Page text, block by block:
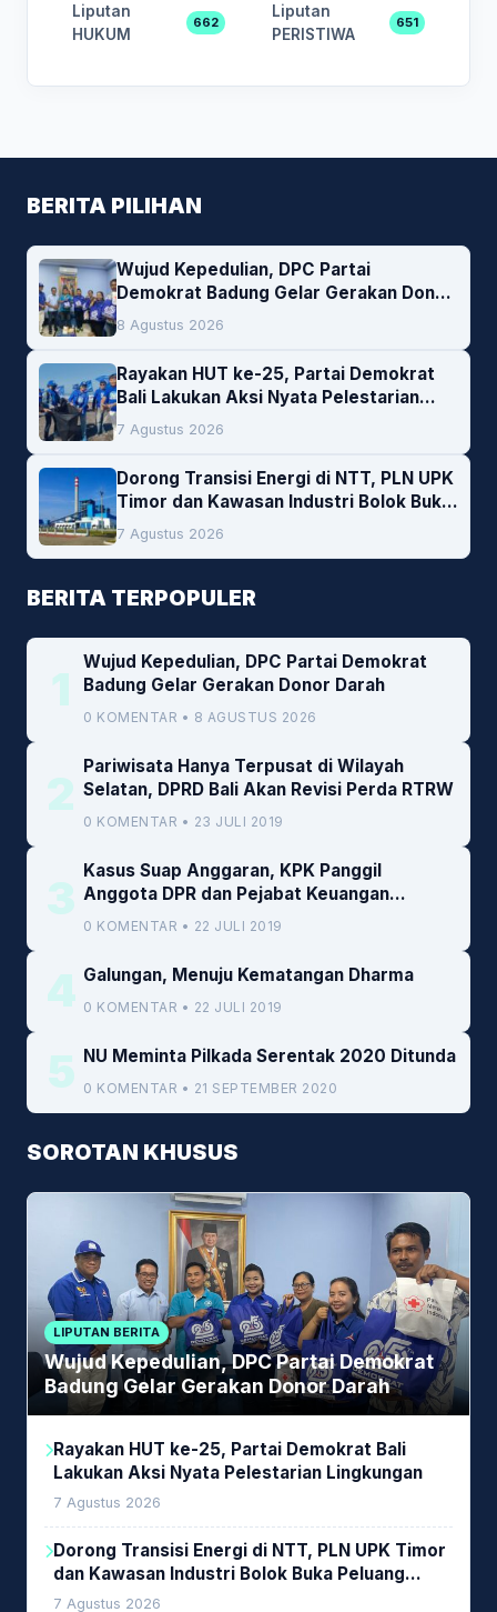
Liputan
HUKUM
662
Liputan
PERISTIWA
651
BERITA PILIHAN
Wujud Kepedulian, DPC Partai
Demokrat Badung Gelar Gerakan Donor
Darah
8 Agustus 2026
Rayakan HUT ke-25, Partai Demokrat
Bali Lakukan Aksi Nyata Pelestarian
Lingkungan
7 Agustus 2026
Dorong Transisi Energi di NTT, PLN UPK
Timor dan Kawasan Industri Bolok Buka
Peluang Investasi Woodchip untuk
Cofiring PLTU Bolok
7 Agustus 2026
BERITA TERPOPULER
1
Wujud Kepedulian, DPC Partai Demokrat
Badung Gelar Gerakan Donor Darah
0 KOMENTAR • 8 AGUSTUS 2026
2
Pariwisata Hanya Terpusat di Wilayah
Selatan, DPRD Bali Akan Revisi Perda RTRW
0 KOMENTAR • 23 JULI 2019
3
Kasus Suap Anggaran, KPK Panggil
Anggota DPR dan Pejabat Keuangan
Kemenkeu
0 KOMENTAR • 22 JULI 2019
4 Galungan, Menuju Kematangan Dharma
0 KOMENTAR • 22 JULI 2019
5 NU Meminta Pilkada Serentak 2020 Ditunda
0 KOMENTAR • 21 SEPTEMBER 2020
SOROTAN KHUSUS
LIPUTAN BERITA
Wujud Kepedulian, DPC Partai Demokrat
Badung Gelar Gerakan Donor Darah
Rayakan HUT ke-25, Partai Demokrat Bali
Lakukan Aksi Nyata Pelestarian Lingkungan
7 Agustus 2026
Dorong Transisi Energi di NTT, PLN UPK Timor
dan Kawasan Industri Bolok Buka Peluang
Investasi Woodchip untuk Cofiring PLTU Bolok
7 Agustus 2026